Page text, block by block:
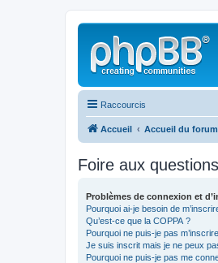
Raccourcis
Accueil Accueil du forum
Foire aux questions
Problèmes de connexion et
Pourquoi ai-je besoin de
Qu’est-ce que la COPPA ?
Pourquoi ne puis-je pas
Je suis inscrit mais je ne peux
Pourquoi ne puis-je pas me